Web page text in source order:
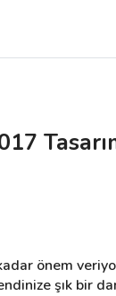
önem
şık bir